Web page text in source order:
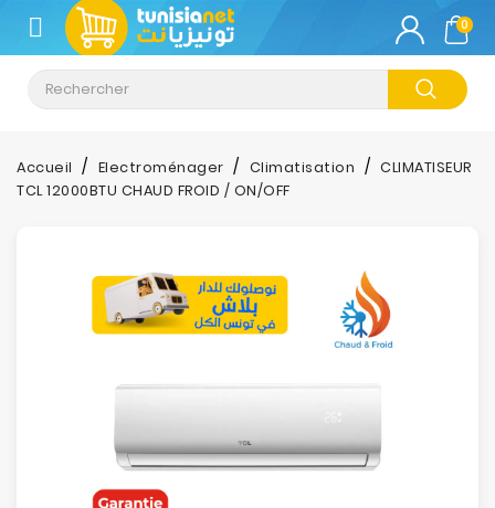
CATÉGORIE
Climatisation
Informatique
Impression
0
Accueil Electroménager Climatisation
CLIMATISEUR
TCL 12000BTU CHAUD FROID / ON/OFF